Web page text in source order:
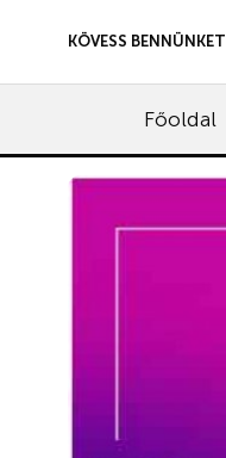
KÖVESS BENNÜNKET
Főoldal